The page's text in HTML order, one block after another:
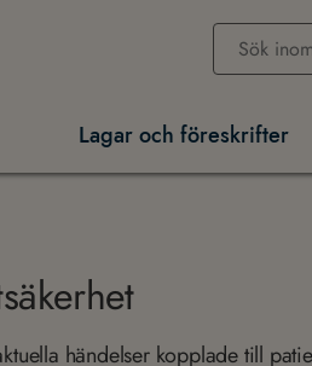
Lagar och föreskrifter
händelser kopplade till